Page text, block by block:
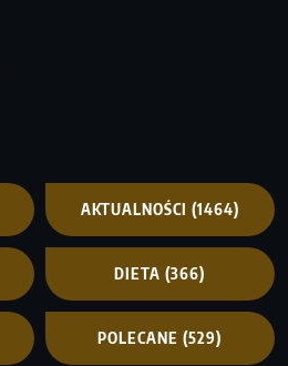
AKTUALNOŚCI (1464)
DIETA (366)
POLECANE (529)